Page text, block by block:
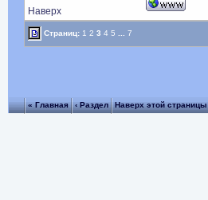
Наверх
Страниц: 1 2 3 4 5 7
« Главная ‹ Раздел Наверх этой страницы